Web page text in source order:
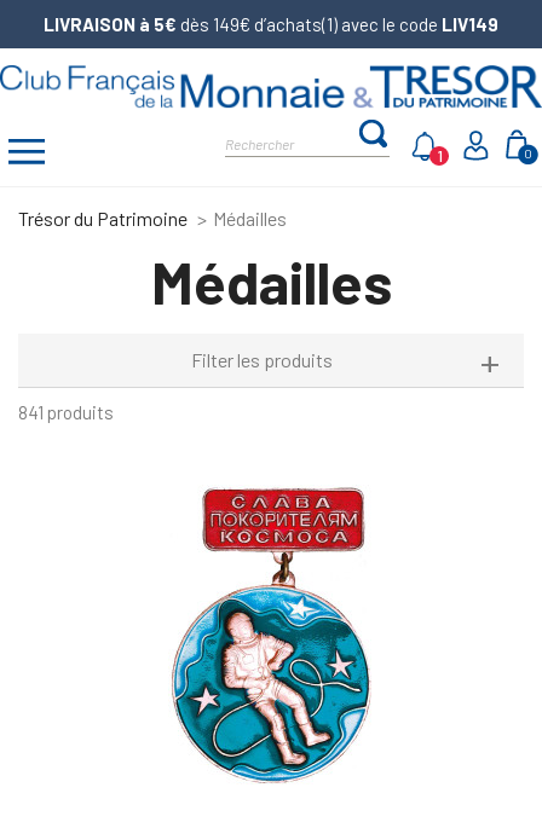
LIVRAISON à 5€ dès 149€ d’achats(1) avec le code LIV149
0
1
Trésor du Patrimoine Médailles
Médailles
Filter les produits
841 produits